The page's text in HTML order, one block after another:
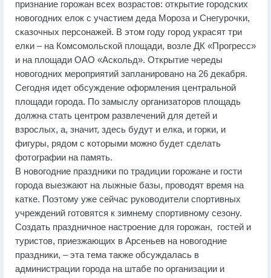
признание горожан всех возрастов: открытие городских
новогодних елок с участием деда Мороза и Снегурочки,
сказочных персонажей. В этом году город украсят три
елки – на Комсомольской площади, возле ДК «Прогресс»
и на площади ОАО «Аскольд». Открытие череды
новогодних мероприятий запланировано на 26 декабря.
Сегодня идет обсуждение оформления центральной
площади города. По замыслу организаторов площадь
должна стать центром развлечений для детей и
взрослых, а, значит, здесь будут и елка, и горки, и
фигуры, рядом с которыми можно будет сделать
фотографии на память.
В новогодние праздники по традиции горожане и гости
города выезжают на лыжные базы, проводят время на
катке. Поэтому уже сейчас руководители спортивных
учреждений готовятся к зимнему спортивному сезону.
Создать праздничное настроение для горожан, гостей и
туристов, приезжающих в Арсеньев на новогодние
праздники, – эта тема также обсуждалась в
администрации города на штабе по организации и